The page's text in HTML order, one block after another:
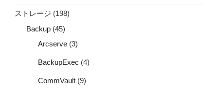
ストレージ (198)
Backup (45)
Arcserve (3)
BackupExec (4)
CommVault (9)